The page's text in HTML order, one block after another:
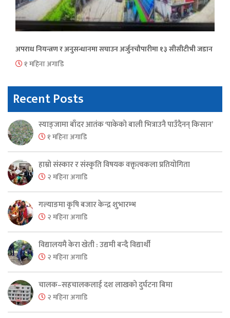
अपराध नियन्त्रण र अनुसन्धानमा सघाउन अर्जुनचौपारीमा १३ सीसीटीभी जडान
१ महिना अगाडि
Recent Posts
स्याङ्जामा बाँदर आतंक ‘पाकेको बाली भित्राउनै पाउँदैनन् किसान’
१ महिना अगाडि
हाम्रो संस्कार र संस्कृति विषयक वक्तृत्वकला प्रतियोगिता
२ महिना अगाडि
गल्याङमा कृषि बजार केन्द्र शुभारम्भ
२ महिना अगाडि
विद्यालयमै केरा खेती : उद्यमी बन्दै विद्यार्थी
२ महिना अगाडि
चालक–सहचालकलाई दश लाखको दुर्घटना बिमा
२ महिना अगाडि